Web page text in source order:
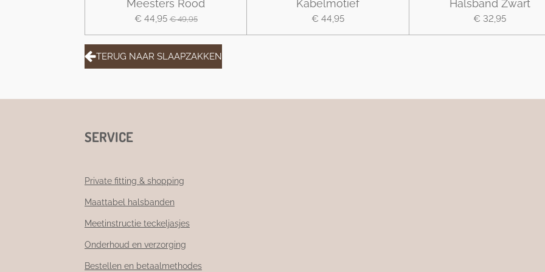
Meesters Rood
€ 44,95 € 49,95
Kabelmotief
€ 44,95
Halsband Zwart
€ 32,95
TERUG NAAR SLAAPZAKKEN
SERVICE
Private fitting & shopping
Maattabel halsbanden
Meetinstructie teckeljasjes
Onderhoud en verzorging
Bestellen en betaalmethodes